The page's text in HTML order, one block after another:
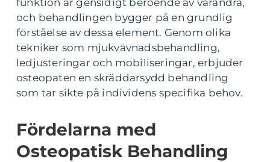
funktion är gensidigt beroende av varandra,
och behandlingen bygger på en grundlig
förståelse av dessa element. Genom olika
tekniker som mjukvävnadsbehandling,
ledjusteringar och mobiliseringar, erbjuder
osteopaten en skräddarsydd behandling
som tar sikte på individens specifika behov.
Fördelarna med
Osteopatisk Behandling